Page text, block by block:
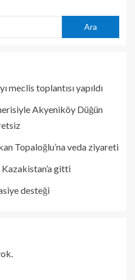
Ara
meclis toplantısı yapıldı
Akyeniköy Düğün
Topaloğlu’na veda ziyareti
gitti
desteği